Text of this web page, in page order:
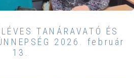
TANÁRAVATÓ ÉS
2026. február
13.